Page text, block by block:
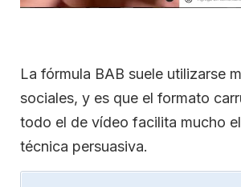
La fórmula BAB suele utilizarse
sociales, y es que el formato
todo el de vídeo facilita mucho
técnica persuasiva.